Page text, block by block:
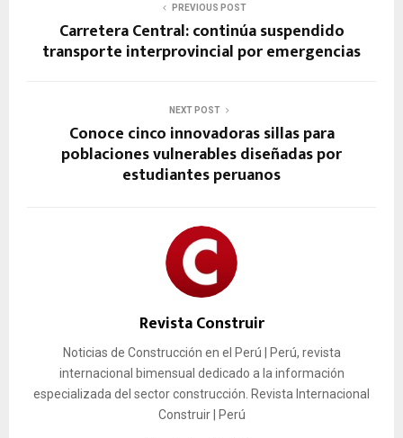
PREVIOUS POST
Carretera Central: continúa suspendido
transporte interprovincial por emergencias
NEXT POST
Conoce cinco innovadoras sillas para
poblaciones vulnerables diseñadas por
estudiantes peruanos
Revista Construir
Noticias de Construcción en el Perú | Perú, revista
internacional bimensual dedicado a la información
especializada del sector construcción. Revista Internacional
Construir | Perú